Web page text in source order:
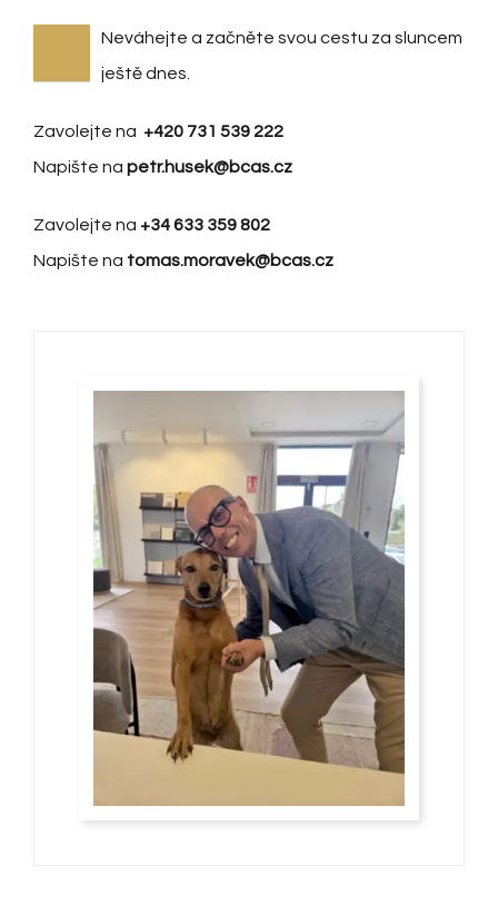
Neváhejte a začněte svou cestu za sluncem
ještě dnes.
Zavolejte na +420 731 539 222
Napište na petr.husek@bcas.cz
Zavolejte na +34 633 359 802
Napište na tomas.moravek@bcas.cz